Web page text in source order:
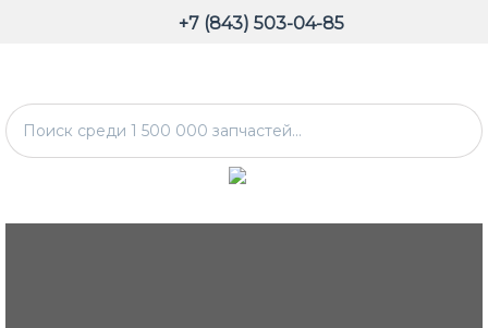
+7 (843) 503-04-85